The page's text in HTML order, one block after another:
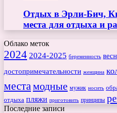
Отдых в Эрли-Бич,
места для отдыха и
Облако меток
2024 2024-2025 беременность
достопримечательности женщина
места модные мужик носить
отдыха пляжи приготовить принципы
Последние записи